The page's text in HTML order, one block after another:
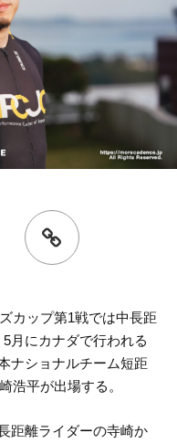
カップ第1戦では中長距
月にカナダで行われる
ナショナルチーム短距
浩平が出場する。
距離ライダーの寺崎か